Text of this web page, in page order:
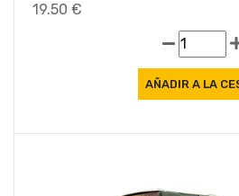
19.50 €